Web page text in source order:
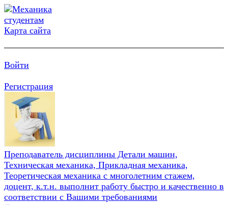
Карта сайта
Войти
Регистрация
Преподаватель дисциплины Детали машин,
Техническая механика, Прикладная механика,
Теоретическая механика с многолетним стажем,
доцент, к.т.н. выполнит работу быстро и качественно в
соответствии с Вашими требованиями